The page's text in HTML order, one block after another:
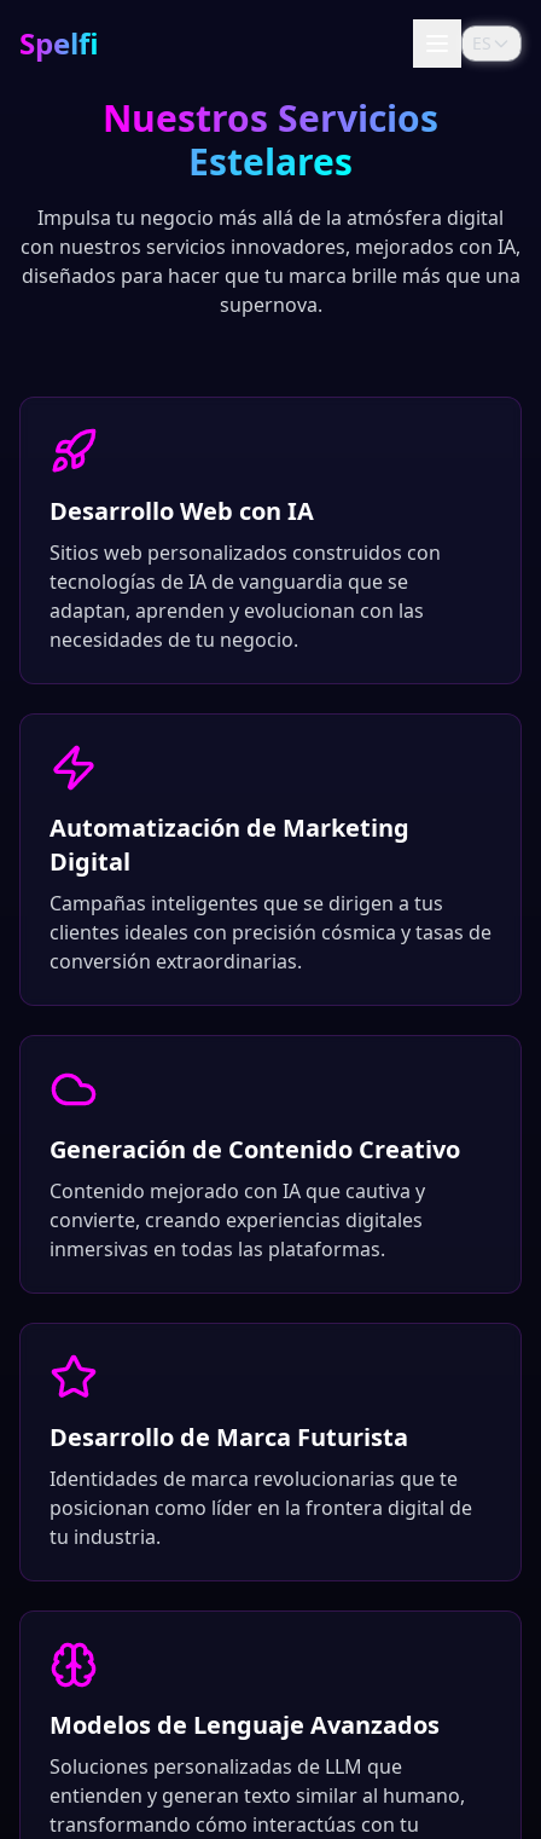
Spelfi ES
Nuestros Servicios
Estelares
Impulsa tu negocio más allá de la atmósfera digital
con nuestros servicios innovadores, mejorados con IA,
diseñados para hacer que tu marca brille más que una
supernova.
Desarrollo Web con IA
Sitios web personalizados construidos con
tecnologías de IA de vanguardia que se
adaptan, aprenden y evolucionan con las
necesidades de tu negocio.
Automatización de Marketing
Digital
Campañas inteligentes que se dirigen a tus
clientes ideales con precisión cósmica y tasas de
conversión extraordinarias.
Generación de Contenido Creativo
Contenido mejorado con IA que cautiva y
convierte, creando experiencias digitales
inmersivas en todas las plataformas.
Desarrollo de Marca Futurista
Identidades de marca revolucionarias que te
posicionan como líder en la frontera digital de
tu industria.
Modelos de Lenguaje Avanzados
Soluciones personalizadas de LLM que
entienden y generan texto similar al humano,
transformando cómo interactúas con tu